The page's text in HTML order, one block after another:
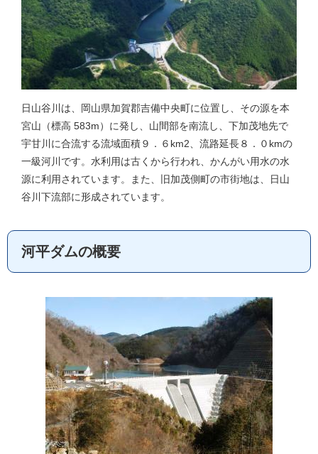
日山谷川は、岡山県加賀郡吉備中央町に位置し、その源を本
宮山（標高 583m）に発し、山間部を南流し、下加茂地先で
宇甘川に合流する流域面積９．６km2、流路延長８．０kmの
一級河川です。水利用は古くから行われ、かんがい用水の水
源に利用されています。また、旧加茂側町の市街地は、日山
谷川下流部に形成されています。
河平ダムの概要